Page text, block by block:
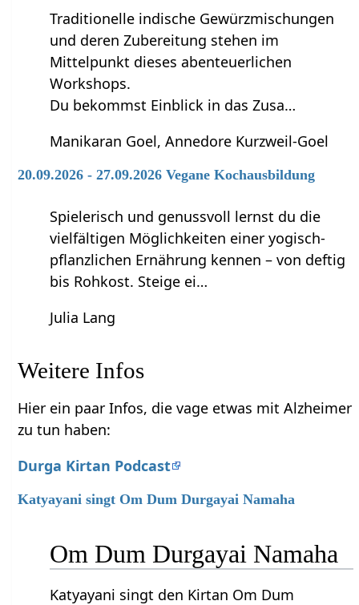
Traditionelle indische Gewürzmischungen
und deren Zubereitung stehen im
Mittelpunkt dieses abenteuerlichen
Workshops.
Du bekommst Einblick in das Zusa…
Manikaran Goel, Annedore Kurzweil-Goel
20.09.2026 - 27.09.2026 Vegane Kochausbildung
Spielerisch und genussvoll lernst du die
vielfältigen Möglichkeiten einer yogisch-
pflanzlichen Ernährung kennen – von deftig
bis Rohkost. Steige ei…
Julia Lang
Weitere Infos
Hier ein paar Infos, die vage etwas mit Alzheimer
zu tun haben:
Durga Kirtan Podcast
Katyayani singt Om Dum Durgayai Namaha
Om Dum Durgayai Namaha
Katyayani singt den Kirtan Om Dum